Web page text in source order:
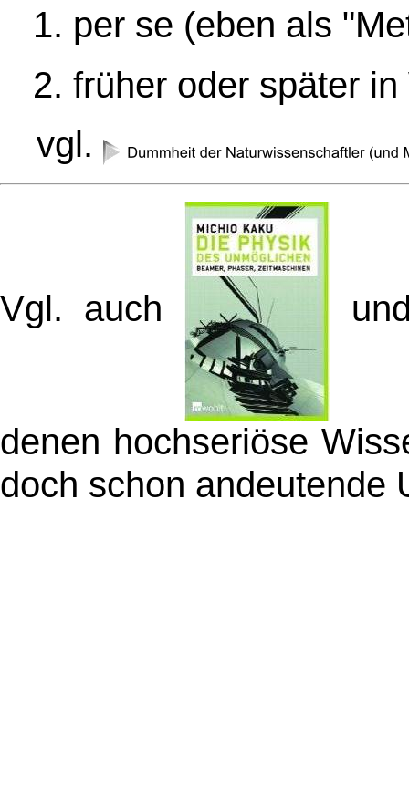
per se (eben als
früher oder später
vgl.
Vgl. auch
denen hochseriöse
doch schon andeutende